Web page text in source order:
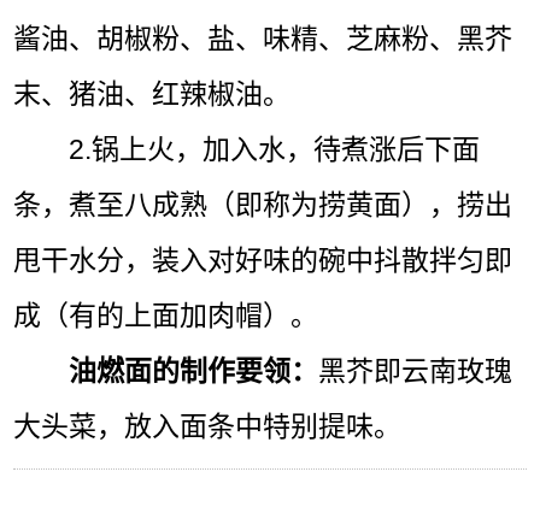
酱油、胡椒粉、盐、味精、芝麻粉、黑芥
末、猪油、红辣椒油。
2.锅上火，加入水，待煮涨后下面
条，煮至八成熟（即称为捞黄面），捞出
甩干水分，装入对好味的碗中抖散拌匀即
成（有的上面加肉帽）。
油燃面的制作要领： 黑芥即云南玫瑰
大头菜，放入面条中特别提味。